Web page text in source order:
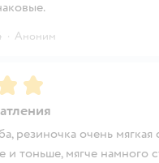
· Аноним
резиночка очень
тоньше, мягче намного